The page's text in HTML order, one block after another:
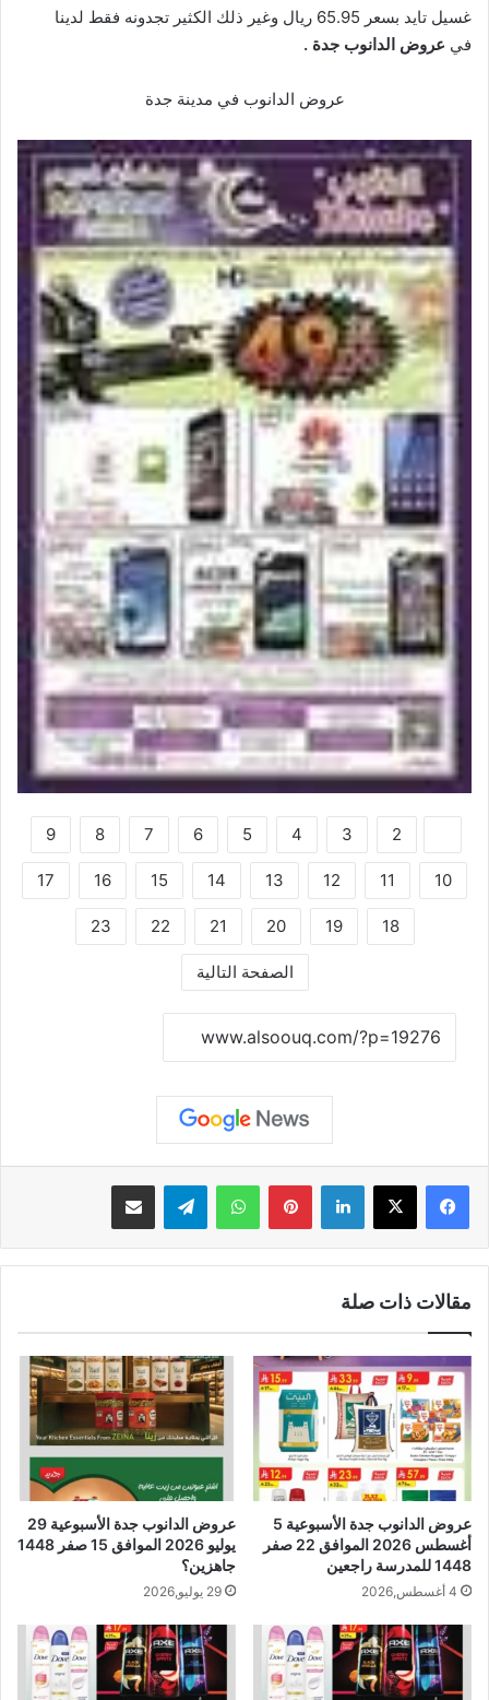
غسيل تايد بسعر 65.95 ريال وغير ذلك الكثير تجدونه فقط لدينا
في عروض الدانوب جدة .
عروض الدانوب في مدينة جدة
2
3
4
5
6
7
8
9
10
11
12
13
14
15
16
17
18
19
20
21
22
23
الصفحة التالية
لينكدإن بينتيريستواتساب تيلقرام مشاركة عبر البريد
مقالات ذات صلة
عروض الدانوب جدة الأسبوعية 5
أغسطس 2026 الموافق 22 صفر
1448 للمدرسة راجعين
4 أغسطس,2026
عروض الدانوب جدة الأسبوعية 29
يوليو 2026 الموافق 15 صفر 1448
جاهزين؟
29 يوليو,2026